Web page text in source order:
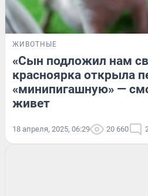
ЖИВОТНЫЕ
«Сын подложил нам
красноярка открыла
«минипигашную» —
живет
18 апреля, 2025, 06:29 20 660